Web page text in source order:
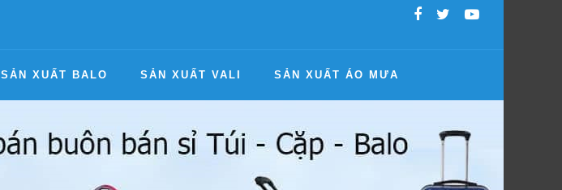
SẢN XUẤT BALO SẢN XUẤT VALI SẢN XUẤT ÁO MƯA